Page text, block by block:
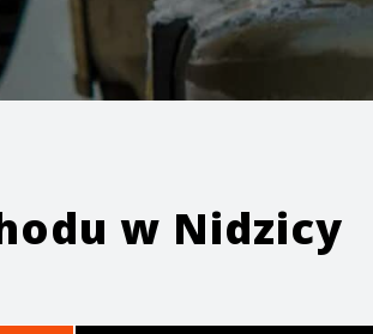
w Nidzicy